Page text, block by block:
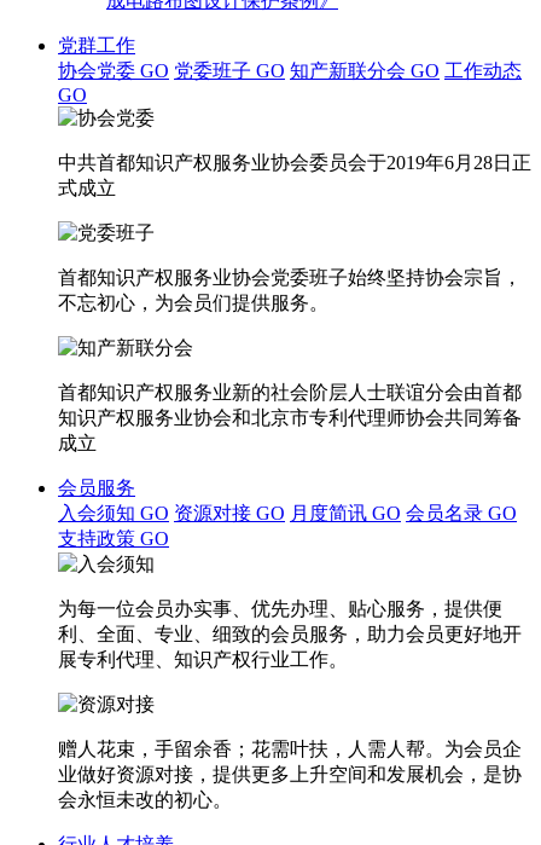
党群工作
协会党委 GO 党委班子 GO 知产新联分会 GO 工作动态
GO
中共首都知识产权服务业协会委员会于2019年6月28日正
式成立
首都知识产权服务业协会党委班子始终坚持协会宗旨，
不忘初心，为会员们提供服务。
首都知识产权服务业新的社会阶层人士联谊分会由首都
知识产权服务业协会和北京市专利代理师协会共同筹备
成立
会员服务
入会须知 GO 资源对接 GO 月度简讯 GO 会员名录 GO
支持政策 GO
为每一位会员办实事、优先办理、贴心服务，提供便
利、全面、专业、细致的会员服务，助力会员更好地开
展专利代理、知识产权行业工作。
赠人花束，手留余香；花需叶扶，人需人帮。为会员企
业做好资源对接，提供更多上升空间和发展机会，是协
会永恒未改的初心。